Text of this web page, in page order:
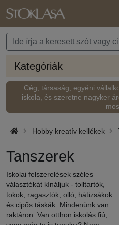
Kategóriák
Cég, társaság, egyéni
iskola, és szeretne nagyker
Hobby kreatív kellékek
Tanszerek
Iskolai felszerelések széles
választékát kínáljuk - tolltartók,
tokok, ragasztók, olló, hátizsákok
és cipős táskák. Mindenünk van
raktáron. Van otthon iskolás fiú,